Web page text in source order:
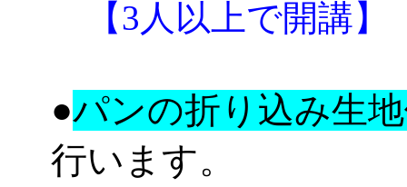
【3人以上で開講】
●パンの折り込み生
行います。